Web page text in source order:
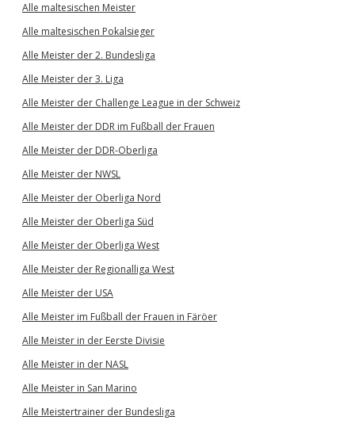
Alle maltesischen Meister
Alle maltesischen Pokalsieger
Alle Meister der 2. Bundesliga
Alle Meister der 3. Liga
Alle Meister der Challenge League in der Schweiz
Alle Meister der DDR im Fußball der Frauen
Alle Meister der DDR-Oberliga
Alle Meister der NWSL
Alle Meister der Oberliga Nord
Alle Meister der Oberliga Süd
Alle Meister der Oberliga West
Alle Meister der Regionalliga West
Alle Meister der USA
Alle Meister im Fußball der Frauen in Färöer
Alle Meister in der Eerste Divisie
Alle Meister in der NASL
Alle Meister in San Marino
Alle Meistertrainer der Bundesliga